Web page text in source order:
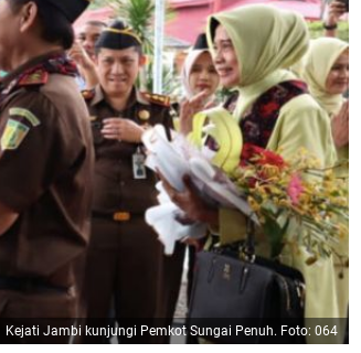
Kejati Jambi kunjungi Pemkot Sungai Penuh. Foto: 064